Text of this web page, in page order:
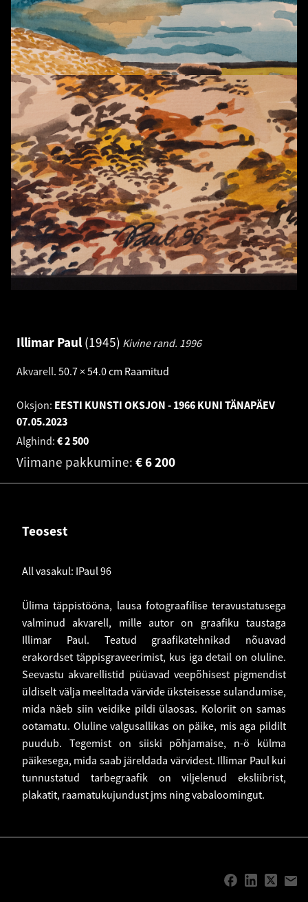
Illimar Paul 1945 Kivine rand. 1996
Akvarell. 50.7 × 54.0 cm Raamitud
Oksjon: EESTI KUNSTI OKSJON - 1966 KUNI TÄNAPÄEV
07.05.2023
Alghind:
2 500
€
Viimane pakkumine: 6 200
€
Teosest
All vasakul: IPaul 96
Ülima täppistööna, lausa fotograafilise teravustatusega
valminud akvarell, mille autor on graafiku taustaga
Illimar Paul. Teatud graafikatehnikad nõuavad
erakordset täppisgraveerimist, kus iga detail on oluline.
Seevastu akvarellistid püüavad veepõhisest pigmendist
üldiselt välja meelitada värvide üksteisesse sulandumise,
mida näeb siin veidike pildi ülaosas. Koloriit on samas
ootamatu. Oluline valgusallikas on päike, mis aga pildilt
puudub. Tegemist on siiski põhjamaise, n-ö külma
päikesega, mida saab järeldada värvidest. Illimar Paul kui
tunnustatud tarbegraafik on viljelenud eksliibrist,
plakatit, raamatukujundust jms ning vabaloomingut.